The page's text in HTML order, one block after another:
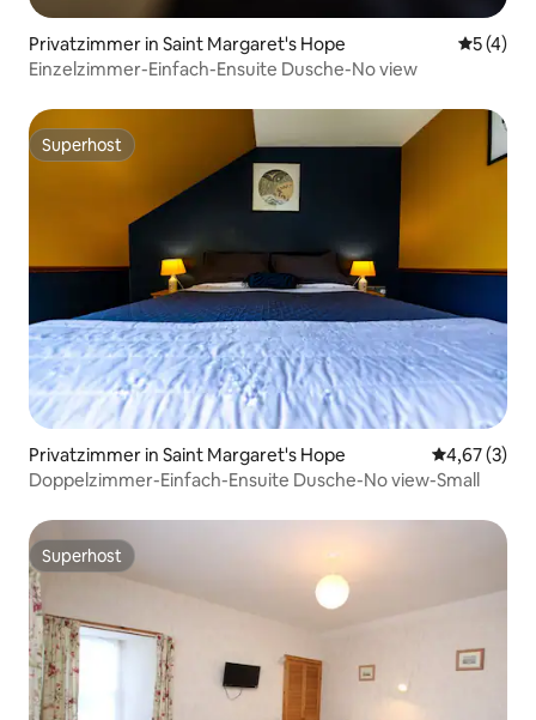
Privatzimmer in Saint Margaret's Hope
5 (4)
Einzelzimmer-Einfach-Ensuite Dusche-No view
Superhost
Superhost
Privatzimmer in Saint Margaret's Hope
4,67 (3)
Doppelzimmer-Einfach-Ensuite Dusche-No view-Small
Superhost
Superhost